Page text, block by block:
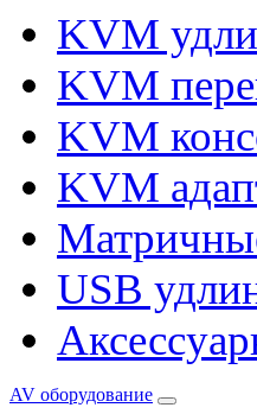
KVM
KVM
KVM
KVM
USB
AV оборудование